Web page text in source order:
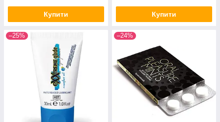
Купити Купити
–25% –24%